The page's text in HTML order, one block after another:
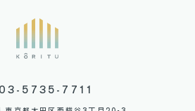
03-5735-7711